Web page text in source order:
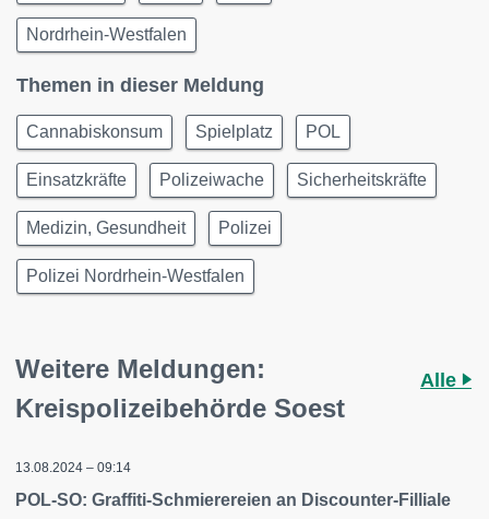
Nordrhein-Westfalen
Themen in dieser Meldung
Cannabiskonsum Spielplatz POL
Einsatzkräfte Polizeiwache Sicherheitskräfte
Medizin, Gesundheit Polizei
Polizei Nordrhein-Westfalen
Weitere Meldungen:
Kreispolizeibehörde Soest
Alle
13.08.2024 – 09:14
POL-SO: Graffiti-Schmierereien an Discounter-Filliale